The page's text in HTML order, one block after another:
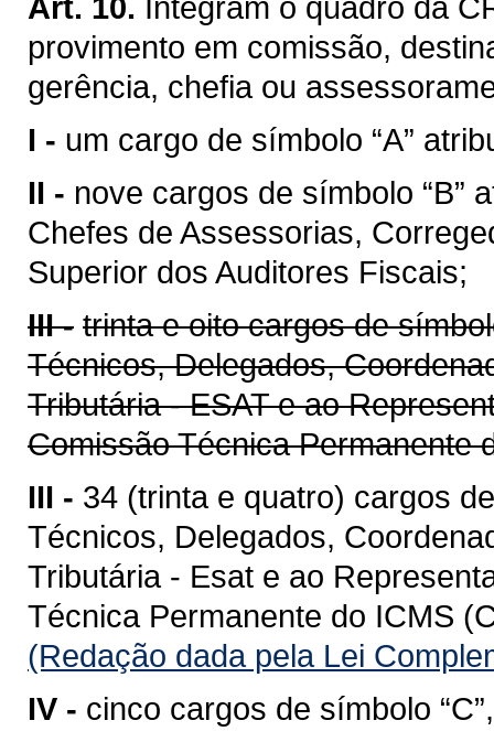
provimento em comissão,
gerência, chefia ou
I - um cargo de símbolo “A”
II - nove cargos de símbolo “B”
Chefes de Assessorias,
Superior dos Auditores Fiscais;
III - trinta e oito cargos de
Técnicos, Delegados,
Tributária - ESAT e ao
Comissão Técnica Permanente
III - 34 (trinta e quatro) cargos
Técnicos, Delegados,
Tributária - Esat e ao
Técnica Permanente do ICMS
(Redação dada pela Lei
IV - cinco cargos de símbolo